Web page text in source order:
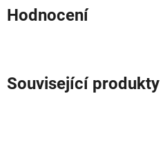
Hodnocení
Související produkty